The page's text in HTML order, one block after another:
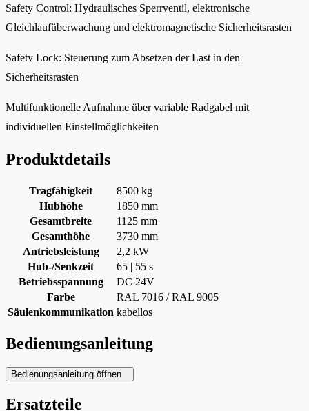
Safety Control: Hydraulisches Sperrventil, elektronische
Gleichlaufüberwachung und elektromagnetische Sicherheitsrasten
Safety Lock: Steuerung zum Absetzen der Last in den
Sicherheitsrasten
Multifunktionelle Aufnahme über variable Radgabel mit
individuellen Einstellmöglichkeiten
Produktdetails
Tragfähigkeit
8500 kg
Hubhöhe
1850 mm
Gesamtbreite
1125 mm
Gesamthöhe
3730 mm
Antriebsleistung
2,2 kW
Hub-/Senkzeit
65 | 55 s
Betriebsspannung
DC 24V
Farbe
RAL 7016 / RAL 9005
Säulenkommunikation kabellos
Bedienungsanleitung
Bedienungsanleitung öffnen
Ersatzteile